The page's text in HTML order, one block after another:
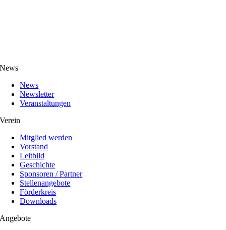
News
News
Newsletter
Veranstaltungen
Verein
Mitglied werden
Vorstand
Leitbild
Geschichte
Sponsoren / Partner
Stellenangebote
Förderkreis
Downloads
Angebote